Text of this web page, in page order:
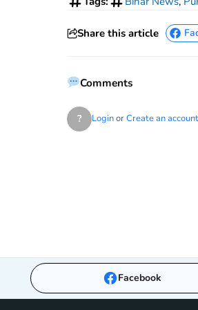
Share this article
Comments
? LoginorCreate an account
Facebook